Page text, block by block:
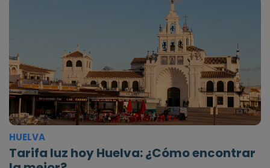
HUELVA
Tarifa luz hoy Huelva: ¿Cómo encontrar